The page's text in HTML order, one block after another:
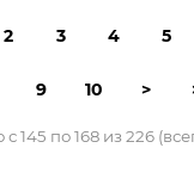
2 3 4 5
9 10 >
145 по 168 из 226